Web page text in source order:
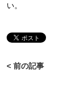
い。
< 前の記事